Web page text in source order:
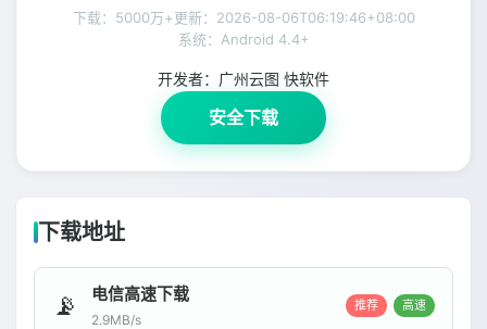
下载：5000万+更新： 2026-08-06T06:19:46+08:00
系统：Android 4.4+
开发者： 广州云图 快软件
安全下载
下载地址
📡 电信高速下载
2.9MB/s
推荐 高速